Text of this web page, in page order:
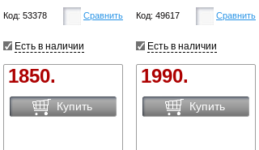
Код: 53378 Сравнить
Есть в наличии
1850.
Купить
Код: 49617 Сравнить
Есть в наличии
1990.
Купить